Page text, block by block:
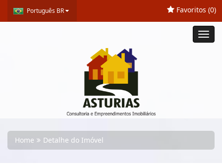
Português BR Favoritos (0)
Home Detalhe do Imóvel